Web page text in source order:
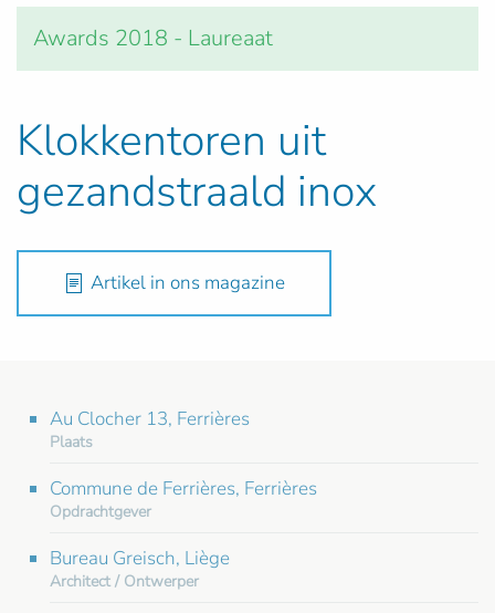
Awards 2018 - Laureaat
Klokkentoren uit
gezandstraald inox
Artikel in ons magazine
Au Clocher 13, Ferrières
Plaats
Commune de Ferrières, Ferrières
Opdrachtgever
Bureau Greisch, Liège
Architect / Ontwerper